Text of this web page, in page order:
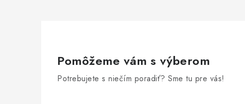
Pomôžeme vám s výberom
Potrebujete s niečím poradiť? Sme tu pre vás!